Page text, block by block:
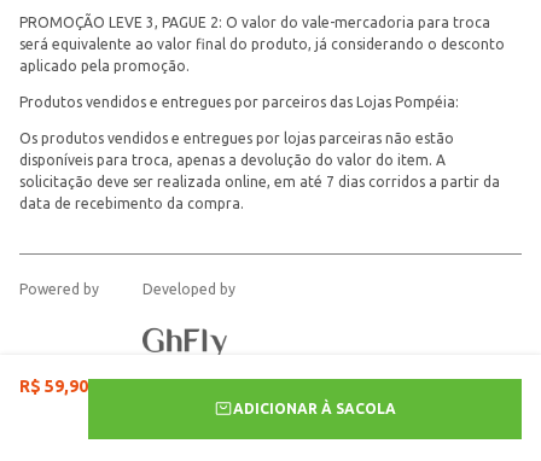
R$ 59,90
ADICIONAR À SACOLA
PROMOÇÃO LEVE 3, PAGUE 2: O valor do vale-mercadoria para troca
será equivalente ao valor final do produto, já considerando o desconto
aplicado pela promoção.
Produtos vendidos e entregues por parceiros das Lojas Pompéia:
Os produtos vendidos e entregues por lojas parceiras não estão
disponíveis para troca, apenas a devolução do valor do item. A
solicitação deve ser realizada online, em até 7 dias corridos a partir da
data de recebimento da compra.
Powered by Developed by